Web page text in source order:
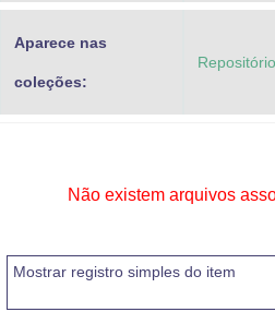
Aparece nas
coleções:
Não existem arquivos
Mostrar registro simples do item